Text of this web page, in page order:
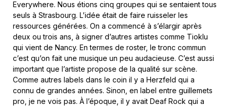
Everywhere. Nous étions cinq groupes qui se sentaient tous
seuls à Strasbourg. L’idée était de faire ruisseler les
ressources générées. On a commencé à s’élargir après
deux ou trois ans, à signer d’autres artistes comme Tioklu
qui vient de Nancy. En termes de roster, le tronc commun
c’est qu’on fait une musique un peu audacieuse. C’est aussi
important que l’artiste propose de la qualité sur scène.
Comme autres labels dans le coin il y a Herzfeld qui a
connu de grandes années. Sinon, en label entre guillemets
pro, je ne vois pas. À l’époque, il y avait Deaf Rock qui a